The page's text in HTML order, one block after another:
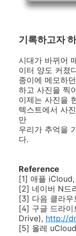
기록하고자
시대가 바뀌어
이터 양도 커졌
종이에 메모하
하고 사진을 찍
이제는 사진을
텍스트에서 사
만
우리가 추억을
다.
Reference
[1] 애플 iCloud,
[2] 네이버 N드
[3] 다음 클라우
[4] 구글 드라
Drive), http://
[5] 올레